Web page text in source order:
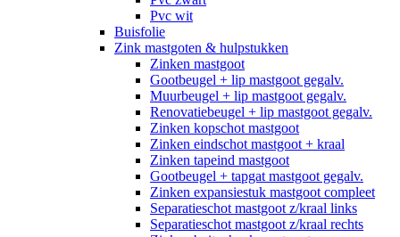
Pvc wit
Buisfolie
Zink mastgoten & hulpstukken
Zinken mastgoot
Gootbeugel + lip mastgoot gegalv.
Muurbeugel + lip mastgoot gegalv.
Renovatiebeugel + lip mastgoot gegalv.
Zinken kopschot mastgoot
Zinken eindschot mastgoot + kraal
Zinken tapeind mastgoot
Gootbeugel + tapgat mastgoot gegalv.
Zinken expansiestuk mastgoot compleet
Separatieschot mastgoot z/kraal links
Separatieschot mastgoot z/kraal rechts